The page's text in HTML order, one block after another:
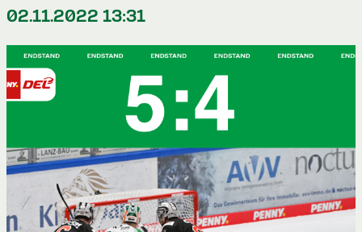
02.11.2022 13:31